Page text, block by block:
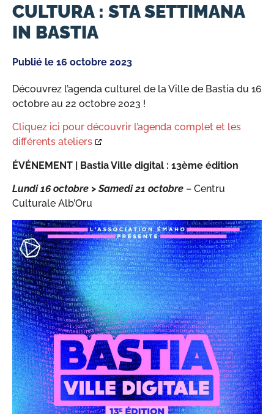
CULTURA : STA SETTIMANA
IN BASTIA
Publié le 16 octobre 2023
Découvrez l’agenda culturel de la Ville de Bastia du 16
octobre au 22 octobre 2023 !
Cliquez ici pour découvrir l’agenda complet et les
différents ateliers
ÉVÉNEMENT | Bastia Ville digital : 13ème édition
Lundi 16 octobre > Samedi 21 octobre – Centru
Culturale Alb’Oru